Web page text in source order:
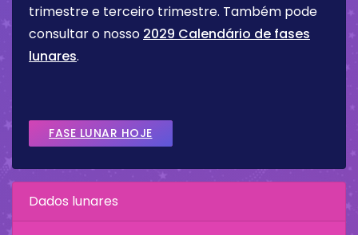
trimestre e terceiro trimestre. Também pode
consultar o nosso 2029 Calendário de fases
lunares.
FASE LUNAR HOJE
Dados lunares